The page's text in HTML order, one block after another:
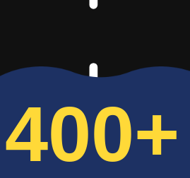
400+